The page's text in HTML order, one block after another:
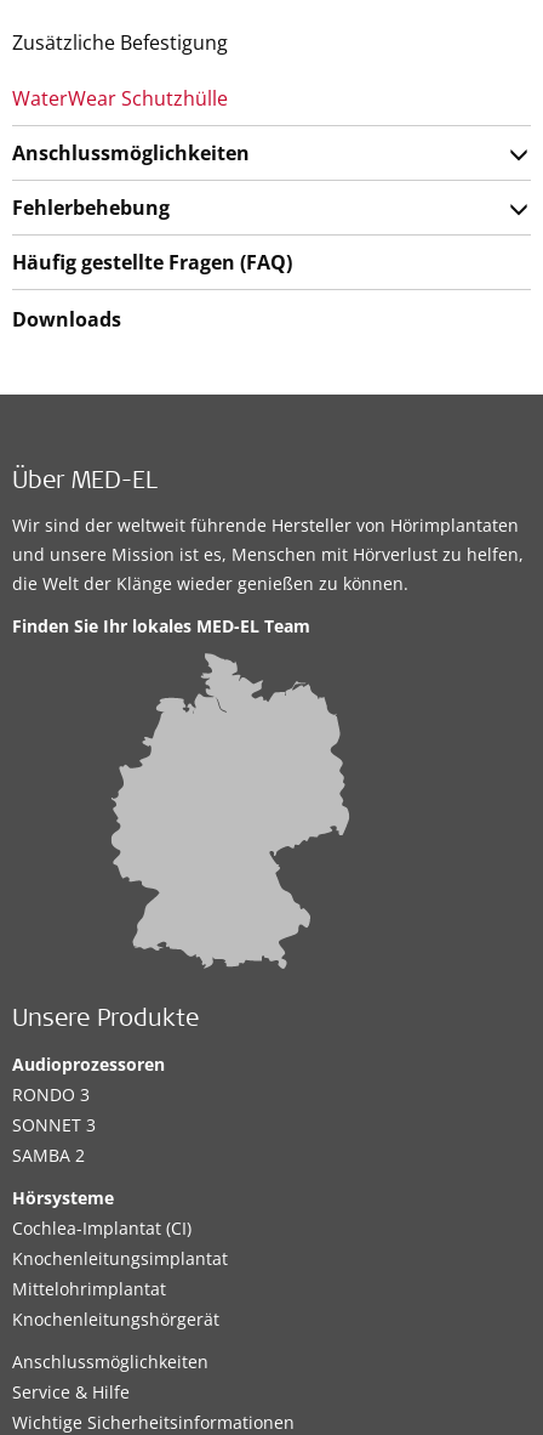
Zusätzliche Befestigung
WaterWear Schutzhülle
Anschlussmöglichkeiten
Fehlerbehebung
Häufig gestellte Fragen (FAQ)
Downloads
Über MED-EL
Wir sind der weltweit führende Hersteller von Hörimplantaten
und unsere Mission ist es, Menschen mit Hörverlust zu helfen,
die Welt der Klänge wieder genießen zu können.
Finden Sie Ihr lokales MED-EL Team
Unsere Produkte
Audioprozessoren
RONDO 3
SONNET 3
SAMBA 2
Hörsysteme
Cochlea-Implantat (CI)
Knochenleitungsimplantat
Mittelohrimplantat
Knochenleitungshörgerät
Anschlussmöglichkeiten
Service & Hilfe
Wichtige Sicherheitsinformationen